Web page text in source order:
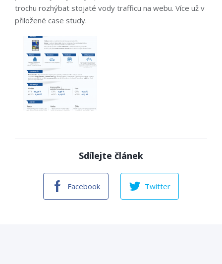
trochu rozhýbat stojaté vody trafficu na webu. Více už v
přiložené case study.
Sdílejte článek
Facebook Twitter